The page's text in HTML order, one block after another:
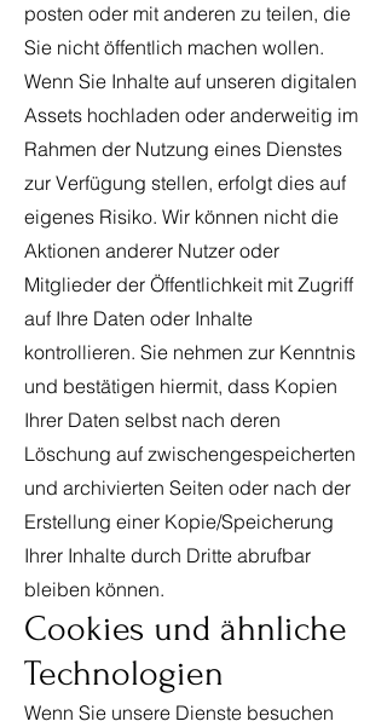
posten oder mit anderen zu teilen, die
Sie nicht öffentlich machen wollen.
Wenn Sie Inhalte auf unseren digitalen
Assets hochladen oder anderweitig im
Rahmen der Nutzung eines Dienstes
zur Verfügung stellen, erfolgt dies auf
eigenes Risiko. Wir können nicht die
Aktionen anderer Nutzer oder
Mitglieder der Öffentlichkeit mit Zugriff
auf Ihre Daten oder Inhalte
kontrollieren. Sie nehmen zur Kenntnis
und bestätigen hiermit, dass Kopien
Ihrer Daten selbst nach deren
Löschung auf zwischengespeicherten
und archivierten Seiten oder nach der
Erstellung einer Kopie/Speicherung
Ihrer Inhalte durch Dritte abrufbar
bleiben können.
Cookies und ähnliche
Technologien
Wenn Sie unsere Dienste besuchen